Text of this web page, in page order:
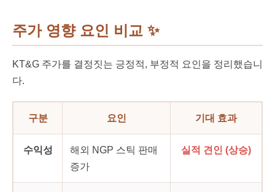
주가 영향 요인 비교 ✨
KT&G 주가를 결정짓는 긍정적, 부정적 요인을 정리했습니
다.
구분 요인 기대 효과
수익성
해외 NGP 스틱 판매
증가
실적 견인 (상승)